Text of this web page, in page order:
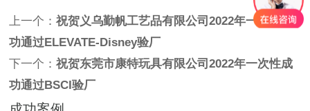
上一个：祝贺义乌勤帆工艺品有限公司2022年一次性成
功通过ELEVATE-Disney验厂
下一个：祝贺东莞市康特玩具有限公司2022年一次性成
功通过BSCI验厂